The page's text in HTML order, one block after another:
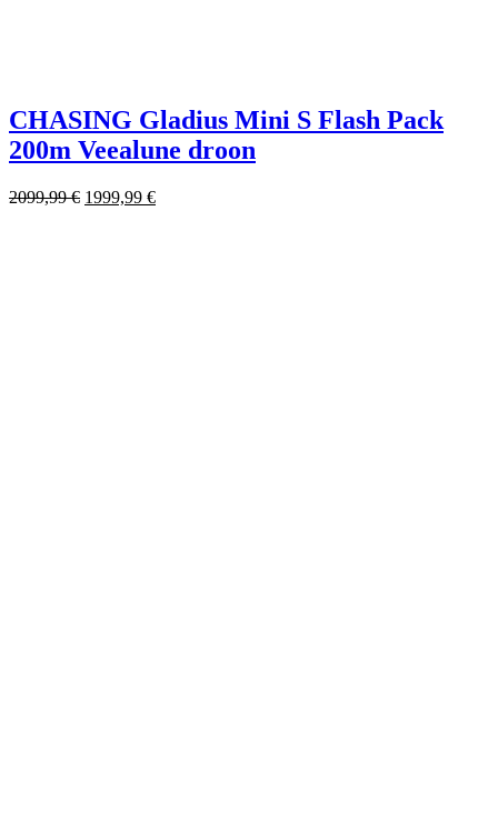
CHASING Gladius Mini S Flash Pack
200m Veealune droon
2099,99€ 1999,99 €